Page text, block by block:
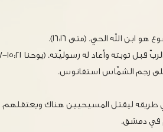
الله الحي. (متى ١٦:١٦).
توبته وأعاد له رسوليّته. (يوحنا ١٥:٢١-١٧).
رجم الشمّاس استفانوس.
ليقتل المسيحيين هناك
في دمشق.